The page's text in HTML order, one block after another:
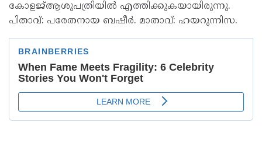
കോളജ്ആശുപത്രിയിൽ എത്തിക്കുകയായിരുന്നു.
പിതാവ്: പരേതനായ ബഷീർ. മാതാവ്: ഹയറുന്നിസ.